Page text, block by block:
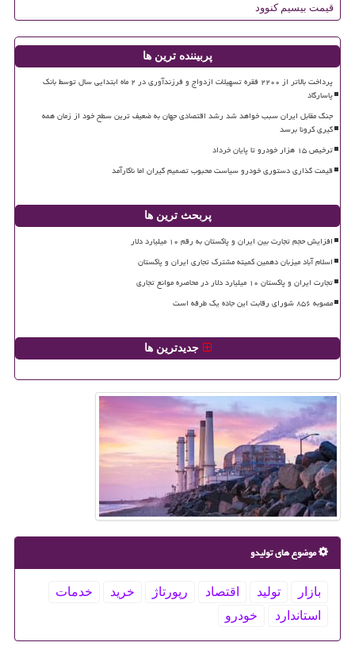
قیمت بیسیم کنوود
پربیننده ترین ها
پرداخت بالاتر از ۲۲۰۰ فقره تسهیلات ازدواج و فرزندآوری در ۲ ماه ابتدایی سال توسط بانک
پاسارگاد
جنگ مقابل ایران سبب خواهد شد رشد اقتصادی جهان به ضعیف ترین سطح خود از زمان همه
گیری کرونا برسد
ترخیص ۱۵ هزار خودرو تا پایان خرداد
قیمت گذاری دستوری خودرو سیاست محبوب تصمیم گیران اما ناکارآمد
پربحث ترین ها
افزایش حجم تجارت بین ایران و پاکستان به رقم ۱۰ میلیارد دلار
اسلام آباد میزبان دهمین کمیته مشترک تجاری ایران و پاکستان
تجارت ایران و پاکستان ۱۰ میلیارد دلار در محاصره موانع تجاری
مصوبه ۸۵۶ شورای رقابت این جاده یک طرفه است
جدیدترین ها
موضوع های تولیدو
بازار تولید اقتصاد رپورتاژ خرید
خدمات
استاندارد
خودرو